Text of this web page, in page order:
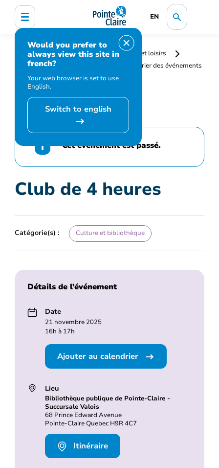
EN
Would you prefer to
always view this site in
french?
Your web browser is set to use
English.
Switch to english
Accueil
Bibliothèque, culture, sports et loisirs
Programmation et inscription
Calendrier des événements
et activités
Club de 4 heures
Cet événement est passé.
Club de 4 heures
Catégorie(s) : Culture et bibliothèque
Détails de l’événement
Date
21 novembre 2025
16h à 17h
Ajouter au calendrier
Lieu
Bibliothèque publique de Pointe-Claire -
Succursale Valois
68 Prince Edward Avenue
Pointe-Claire Quebec H9R 4C7
Itinéraire